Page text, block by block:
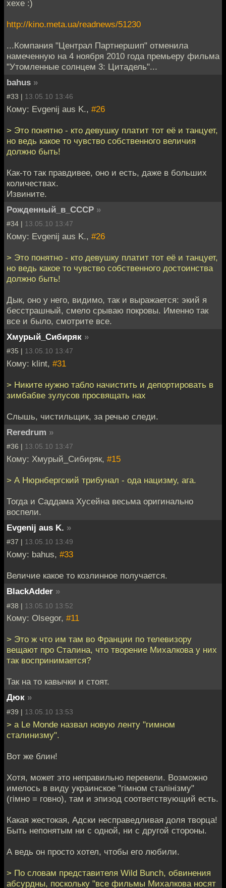
хехе :)
http://kino.meta.ua/readnews/51230
...Компания "Централ Партнершип" отменила
намеченную на 4 ноября 2010 года премьеру фильма
"Утомленные солнцем 3: Цитадель"...
bahus »
#33 | 13.05.10 13:46
Кому: Evgenij aus K., #26
> Это понятно - кто девушку платит тот её и танцует,
но ведь какое то чувство собственного величия
должно быть!
Как-то так правдивее, оно и есть, даже в больших
количествах.
Извините.
Рожденный_в_СССР »
#34 | 13.05.10 13:47
Кому: Evgenij aus K., #26
> Это понятно - кто девушку платит тот её и танцует,
но ведь какое то чувство собственного достоинства
должно быть!
Дык, оно у него, видимо, так и выражается: экий я
бесстрашный, смело срываю покровы. Именно так
все и было, смотрите все.
Хмурый_Сибиряк »
#35 | 13.05.10 13:47
Кому: klint, #31
> Никите нужно табло начистить и депортировать в
зимбабве зулусов просвящать нах
Слышь, чистильщик, за речью следи.
Reredrum »
#36 | 13.05.10 13:47
Кому: Хмурый_Сибиряк, #15
> А Нюрнбергский трибунал - ода нацизму, ага.
Тогда и Саддама Хусейна весьма оригинально
воспели.
Evgenij aus K. »
#37 | 13.05.10 13:49
Кому: bahus, #33
Величие какое то козлинное получается.
BlackAdder »
#38 | 13.05.10 13:52
Кому: Olsegor, #11
> Это ж что им там во Франции по телевизору
вещают про Сталина, что творение Михалкова у них
так воспринимается?
Так на то кавычки и стоят.
Дюк »
#39 | 13.05.10 13:53
> а Le Monde назвал новую ленту "гимном
сталинизму".
Вот же блин!
Хотя, может это неправильно перевели. Возможно
имелось в виду украинское "гімном сталінізму"
(гімно = говно), там и эпизод соответствующий есть.
Какая жестокая, Адски несправедливая доля творца!
Быть непонятым ни с одной, ни с другой стороны.
А ведь он просто хотел, чтобы его любили.
> По словам представителя Wild Bunch, обвинения
абсурдны, поскольку "все фильмы Михалкова носят